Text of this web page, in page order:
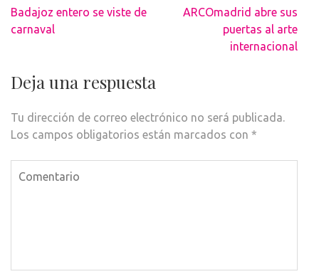
Navegación
de
Badajoz entero se viste de
carnaval
ARCOmadrid abre sus
puertas al arte
internacional
Deja una respuesta
Tu dirección de correo electrónico no será publicada.
Los campos obligatorios están marcados con *